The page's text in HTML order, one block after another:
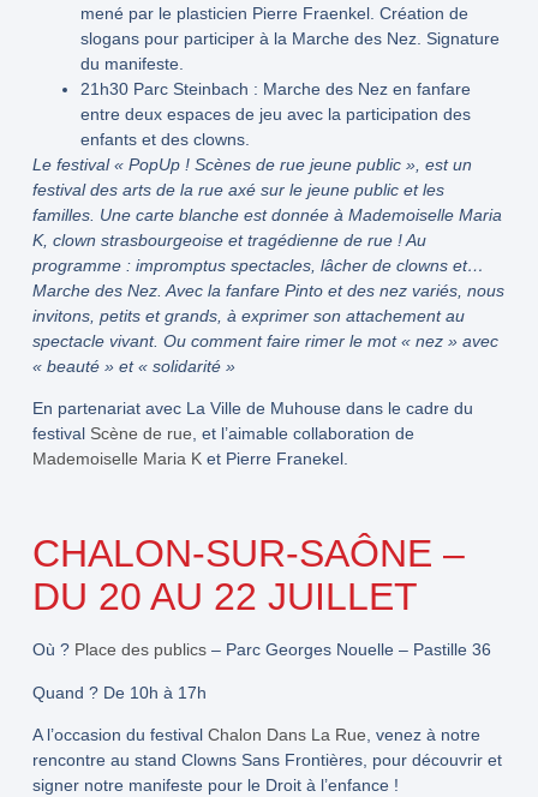
mené par le plasticien Pierre Fraenkel. Création de
slogans pour participer à la Marche des Nez. Signature
du manifeste.
21h30Parc Steinbach : Marche des Nez en fanfare
entre deux espaces de jeu avec la participation des
enfants et des clowns.
Le festival « PopUp ! Scènes de rue jeune public », est un
festival des arts de la rue axé sur le jeune public et les
familles. Une carte blanche est donnée à Mademoiselle Maria
K, clown strasbourgeoise et tragédienne de rue ! Au
programme : impromptus spectacles, lâcher de clowns et…
Marche des Nez. Avec la fanfare Pinto et des nez variés, nous
invitons, petits et grands, à exprimer son attachement au
spectacle vivant. Ou comment faire rimer le mot « nez » avec
« beauté » et « solidarité »
En partenariat avec La Ville de Muhouse dans le cadre du
festival Scène de rue, et l’aimable collaboration de
Mademoiselle Maria Ket Pierre Franekel.
CHALON-SUR-SAÔNE –
DU 20 AU 22 JUILLET
Où ? Place des publics– Parc Georges Nouelle – Pastille 36
Quand ?De 10h à 17h
A l’occasion du festival Chalon Dans La Rue , venez à notre
rencontre au stand Clowns Sans Frontières, pour découvrir et
signer notre manifeste pour le Droit à l’enfance !